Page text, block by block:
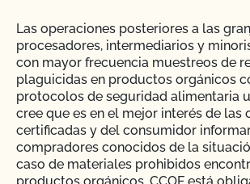
Las operaciones posteriores a las
procesadores, intermediarios y
con mayor frecuencia muestreos de
plaguicidas en productos orgánicos
protocolos de seguridad alimentaria
cree que es en el mejor interés de las
certificadas y del consumidor
compradores conocidos de la
caso de materiales prohibidos